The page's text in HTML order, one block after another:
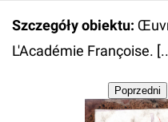
Szczegóły obiektu:
L'Académie Françoise.